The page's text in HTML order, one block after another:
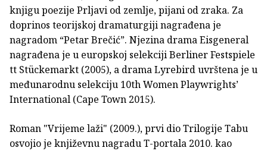
knjigu poezije Prljavi od zemlje, pijani od zraka. Za
doprinos teorijskoj dramaturgiji nagrađena je
nagradom “Petar Brečić”. Njezina drama Eisge­neral
nagrađena je u europskoj selekciji Berliner Festspiele
tt Stückemarkt (2005), a drama Lyrebird uvrštena je u
međuna­rodnu selekciju 10th Women Playwrights’
International (Cape Town 2015).
Roman "Vrijeme laži" (2009.), prvi dio Trilogije Tabu
osvojio je književnu nagradu T-portala 2010. kao